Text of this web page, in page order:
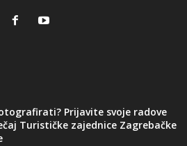
Prijavite svoje radove
Turističke zajednice Zagrebačke